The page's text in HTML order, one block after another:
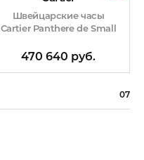
Швейцарские часы
Cartier Panthere de Small
470 640 руб.
07